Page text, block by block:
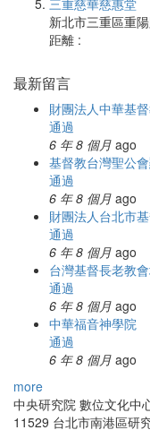
三重慈華慈惠堂
新北市三重區重
距離 :
最新留言
財團法人中華基
通過
6 年 8 個月 ago
基督教台灣聖公
通過
6 年 8 個月 ago
財團法人台北市
通過
6 年 8 個月 ago
台灣基督長老教
通過
6 年 8 個月 ago
中華福音神學院
通過
6 年 8 個月 ago
more
中央研究院 數位文化中
11529 台北市南港區研